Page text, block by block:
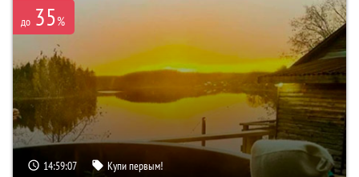
до 35%
14:59:06 Купи первым!